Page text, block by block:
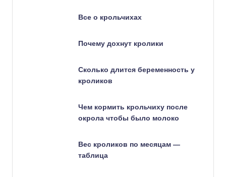
Все о крольчихах
Почему дохнут кролики
Сколько длится беременность у
кроликов
Чем кормить крольчиху после
окрола чтобы было молоко
Вес кроликов по месяцам —
таблица